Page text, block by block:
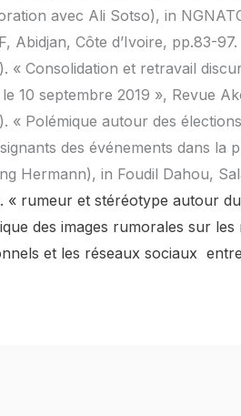
avec Ali Sotso), in
Abidjan, Côte d’Ivoire, pp.83-97.
« Consolidation et retravail
10 septembre 2019 », Revue
« Polémique autour des
des événements dans
Hermann), in Foudil Dahou,
« rumeur et stéréotype autour
des images rumorales sur
et les réseaux sociaux